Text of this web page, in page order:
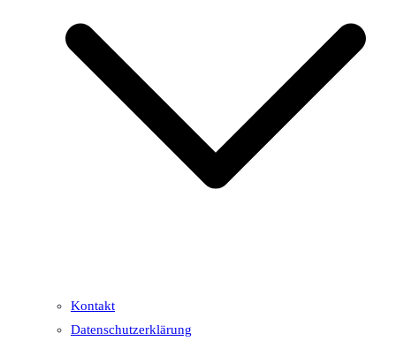
Kontakt
Datenschutzerklärung